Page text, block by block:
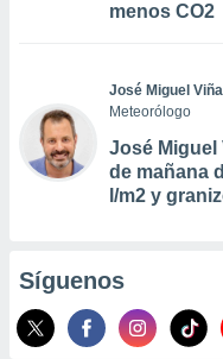
menos CO2
José Miguel
Meteorólogo
José
de mañana
l/m2 y
Síguenos